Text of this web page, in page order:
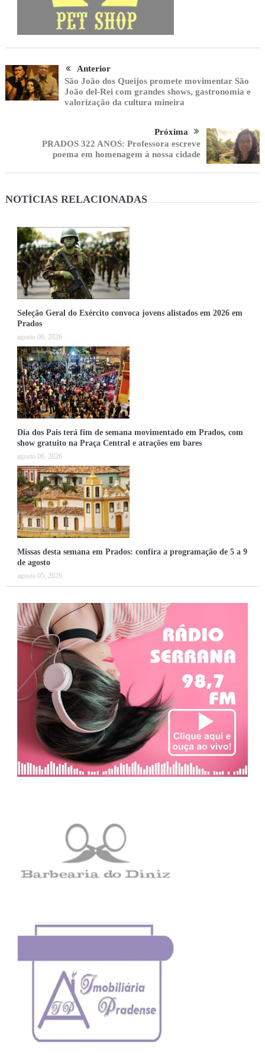
Anterior
São João dos Queijos promete movimentar São
João del-Rei com grandes shows, gastronomia e
valorização da cultura mineira
Próxima
PRADOS 322 ANOS: Professora escreve
poema em homenagem à nossa cidade
NOTÍCIAS RELACIONADAS
Seleção Geral do Exército convoca jovens alistados em 2026 em
Prados
agosto 06, 2026
Dia dos Pais terá fim de semana movimentado em Prados, com
show gratuito na Praça Central e atrações em bares
agosto 06, 2026
Missas desta semana em Prados: confira a programação de 5 a 9
de agosto
agosto 05, 2026